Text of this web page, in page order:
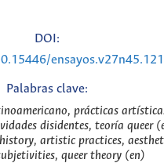
DOI:
Palabras clave:
prácticas
disidentes, teoría queer
artistic practices,
queer theory (en)